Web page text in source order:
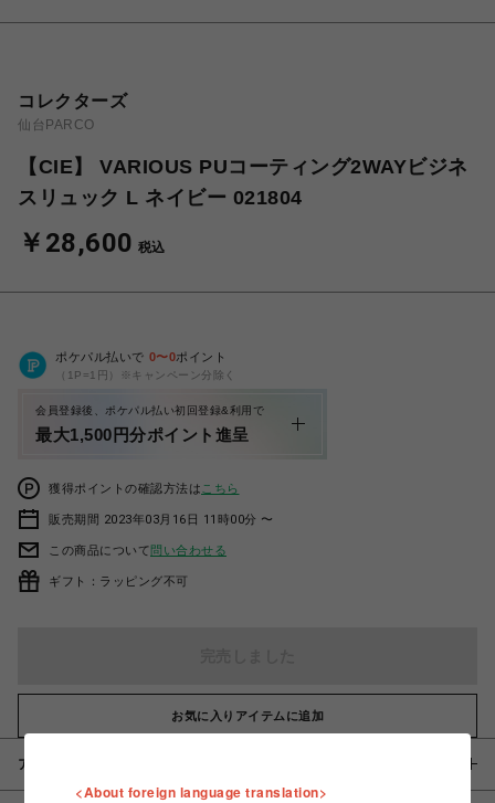
コレクターズ
仙台PARCO
【CIE】 VARIOUS PUコーティング2WAYビジネ
スリュック L ネイビー 021804
￥28,600 税込
ポケパル払いで 0〜0ポイント
（1P=1円）※キャンペーン分除く
会員登録後、ポケパル払い初回登録&利用で
最大1,500円分ポイント進呈
獲得ポイントの確認方法は こちら
販売期間 2023年03月16日 11時00分 〜
この商品について問い合わせる
ギフト：ラッピング不可
お気に入りアイテムに追加
アイテム説明 / 素材
<About foreign language translation>